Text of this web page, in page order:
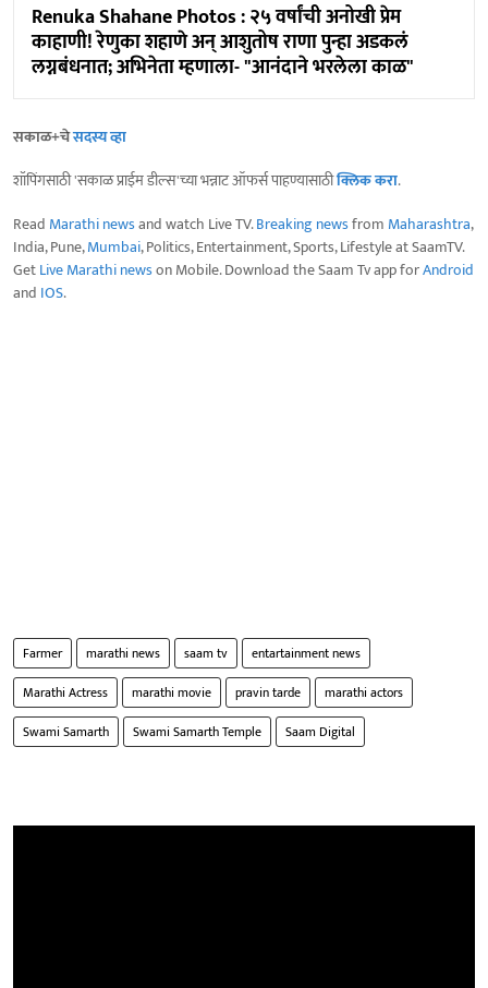
Renuka Shahane Photos : २५ वर्षांची अनोखी प्रेम
काहाणी! रेणुका शहाणे अन् आशुतोष राणा पुन्हा अडकलं
लग्नबंधनात; अभिनेता म्हणाला- "आनंदाने भरलेला काळ"
सकाळ+चेसदस्य व्हा
शॉपिंगसाठी 'सकाळ प्राईम डील्स'च्या भन्नाट ऑफर्स पाहण्यासाठीक्लिक करा.
Read Marathi newsand watch Live TV.Breaking newsfrom Maharashtra,
India, Pune,Mumbai, Politics, Entertainment, Sports, Lifestyle at SaamTV.
GetLive Marathi newson Mobile. Download the Saam Tv app forAndroid
and IOS.
Farmer marathi news saam tv
entartainment news
Marathi Actress
marathi movie pravin tarde
marathi actors
Swami Samarth
Swami Samarth Temple Saam Digital